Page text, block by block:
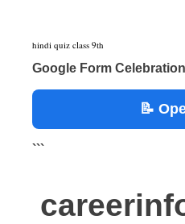
hindi quiz class 9th
Google Form Celebration
📝
```